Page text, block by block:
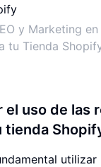
y Marketing en
tu Tienda
el uso de las
tienda
utilizar